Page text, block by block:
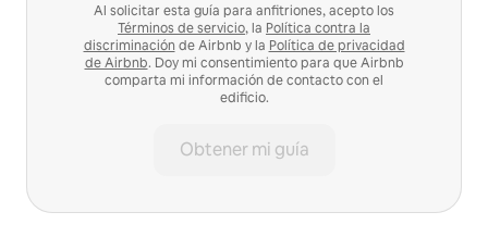
Al solicitar esta guía para anfitriones, acepto los
Términos de servicio, la Política contra la
discriminación de Airbnb y la Política de privacidad
de Airbnb. Doy mi consentimiento para que Airbnb
comparta mi información de contacto con el
edificio.
Obtener mi guía